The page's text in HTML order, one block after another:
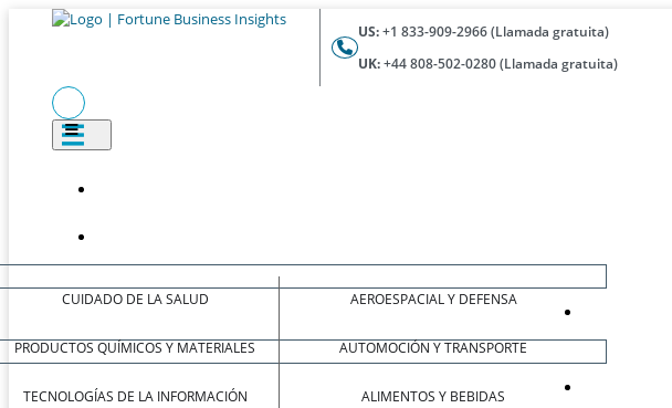
US:+1 833-909-2966 (Llamada gratuita)
UK:+44 808-502-0280 (Llamada gratuita)
CUIDADO DE LA SALUD
PRODUCTOS QUÍMICOS Y MATERIALES
TECNOLOGÍAS DE LA INFORMACIÓN
AEROESPACIAL Y DEFENSA
AUTOMOCIÓN Y TRANSPORTE
ALIMENTOS Y BEBIDAS